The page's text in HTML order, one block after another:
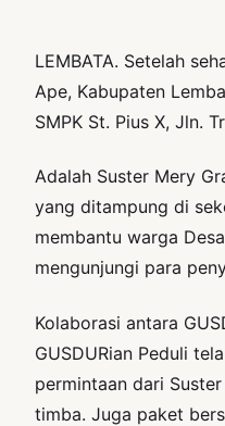
LEMBATA. Setelah
Ape, Kabupaten
SMPK St. Pius X, Jln.
Adalah Suster Mery
yang ditampung di
membantu warga
mengunjungi para
Kolaborasi antara
GUSDURian Peduli
permintaan dari
timba. Juga paket